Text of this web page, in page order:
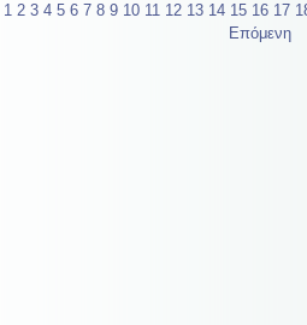
1 2 3 4 5 6 7 8 9 10 11 12 13 14 15 16 17
Επόμενη